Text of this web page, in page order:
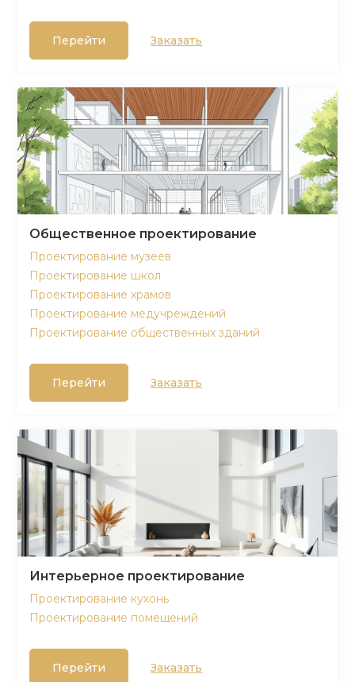
Перейти Заказать
Общественное проектирование
Проектирование музеев
Проектирование школ
Проектирование храмов
Проектирование медучреждений
Проектирование общественных зданий
Перейти Заказать
Интерьерное проектирование
Проектирование кухонь
Проектирование помещений
Перейти Заказать